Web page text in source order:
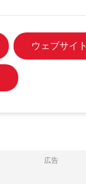
ウェブサイト
広告